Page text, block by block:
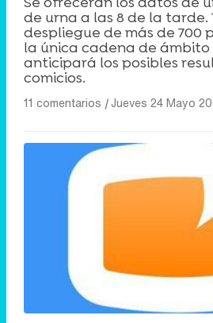
de urna a las 8 de la tarde.
despliegue de más de 700
la única cadena de
anticipará los posibles
comicios.
11 comentarios |Jueves 24 Mayo